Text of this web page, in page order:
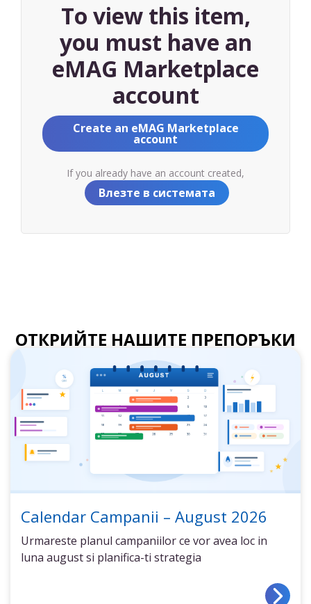
To view this item,
you must have an
eMAG Marketplace
account
Create an eMAG Marketplace
account
If you already have an account created,
Влезте в системата
ОТКРИЙТЕ НАШИТЕ ПРЕПОРЪКИ
Calendar Campanii – August 2026
Urmareste planul campaniilor ce vor avea loc in
luna august si planifica-ti strategia